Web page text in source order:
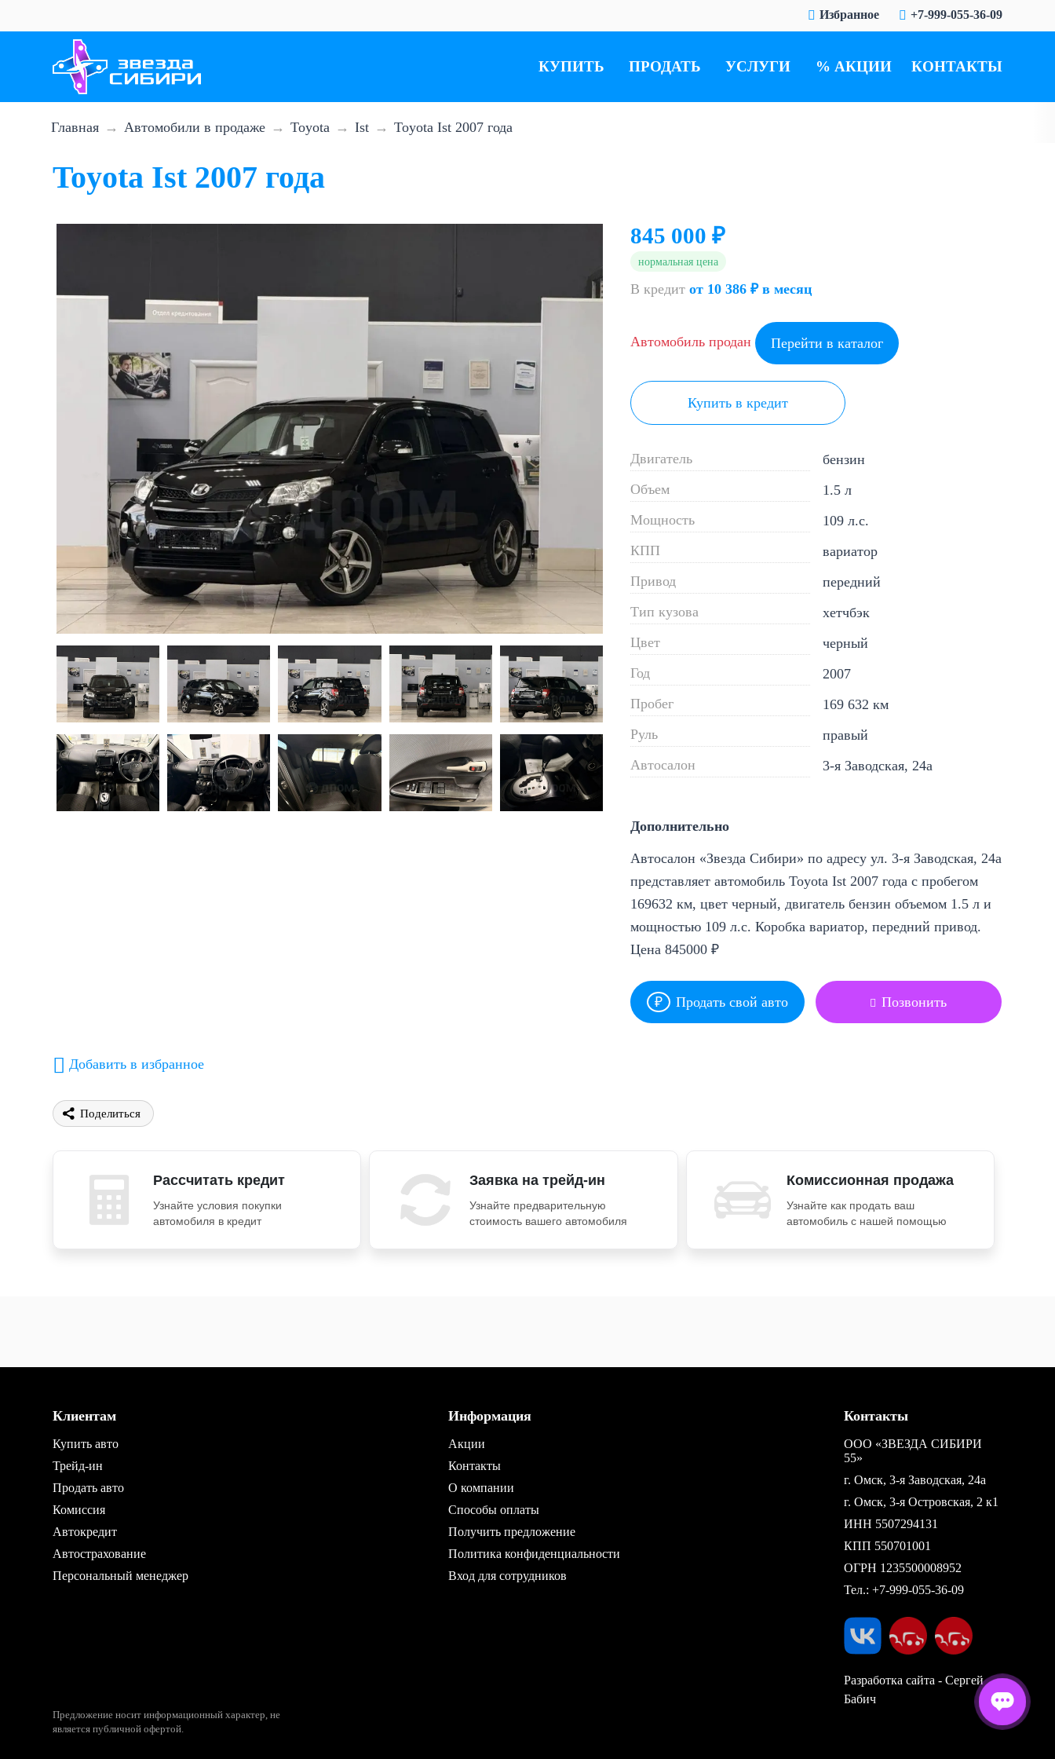
+7-999-055-36-09
Избранное
КУПИТЬ ПРОДАТЬ УСЛУГИ АКЦИИ КОНТАКТЫ
Главная Автомобили в продаже Toyota Ist Toyota Ist 2007 года
Toyota Ist 2007 года
845 000 ₽
нормальная цена
В кредит от 10 386 ₽ в месяц
Автомобиль продан Перейти в каталог
Купить в кредит
Двигатель
бензин
Объем
1.5 л
Мощность
109 л.с.
КПП
вариатор
Привод
передний
Тип кузова
хетчбэк
Цвет
черный
Год
2007
Пробег
169 632 км
Руль
правый
Автосалон
3-я Заводская, 24а
Дополнительно
Автосалон «Звезда Сибири» по адресу ул. 3-я Заводская, 24а
представляет автомобиль Toyota Ist 2007 года с пробегом
169632 км, цвет черный, двигатель бензин объемом 1.5 л и
мощностью 109 л.с. Коробка вариатор, передний привод.
Цена 845000 ₽
Продать свой авто Позвонить
Добавить в избранное
Поделиться
Рассчитать кредит
Узнайте условия покупки
автомобиля в кредит
Заявка на трейд-ин
Узнайте предварительную
стоимость вашего автомобиля
Комиссионная продажа
Узнайте как продать ваш
автомобиль с нашей помощью
Клиентам
Купить авто
Трейд-ин
Продать авто
Комиссия
Автокредит
Автострахование
Персональный менеджер
Информация
Акции
Контакты
О компании
Способы оплаты
Получить предложение
Политика конфиденциальности
Вход для сотрудников
Контакты
ООО «ЗВЕЗДА СИБИРИ
55»
г. Омск, 3-я Заводская, 24а
г. Омск, 3-я Островская, 2 к1
ИНН 5507294131
КПП 550701001
ОГРН 1235500008952
Тел.:+7-999-055-36-09
Разработка сайта - Сергей
Бабич
Предложение носит информационный характер, не
является публичной офертой.